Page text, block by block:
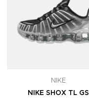
NIKE
NIKE SHOX TL GS